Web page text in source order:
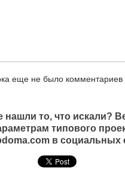
еще не было комментариев
нашли то, что искали?
типового
в социальных